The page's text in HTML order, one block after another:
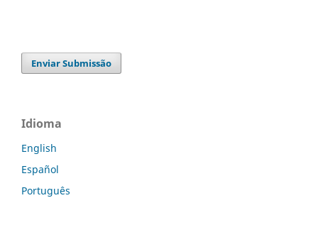
Enviar Submissão
Idioma
English
Español
Português